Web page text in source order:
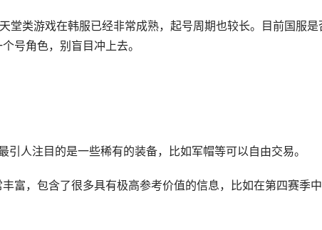
堂类游戏在韩服已经非常成熟，起号周期也较长。目前国服是
号角色，别盲目冲上去。
人注目的是一些稀有的装备，比如军帽等可以自由交易。
富，包含了很多具有极高参考价值的信息，比如在第四赛季中